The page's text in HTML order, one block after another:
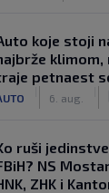
koje stoji
petnaest
6. aug.
ruši
NS
ZHK i